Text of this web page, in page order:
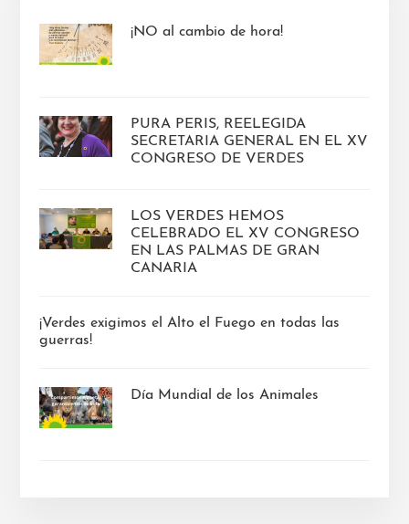
principal
¡NO al cambio de hora!
PURA PERIS, REELEGIDA
SECRETARIA GENERAL EN EL XV
CONGRESO DE VERDES
LOS VERDES HEMOS
CELEBRADO EL XV CONGRESO
EN LAS PALMAS DE GRAN
CANARIA
¡Verdes exigimos el Alto el Fuego en todas las
guerras!
Día Mundial de los Animales